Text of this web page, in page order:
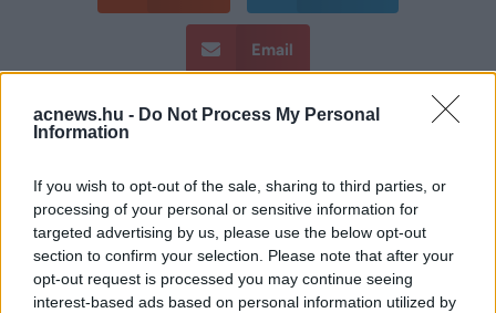
acnews.hu - Do Not Process My Personal
Information
If you wish to opt-out of the sale, sharing to third parties, or
processing of your personal or sensitive information for
targeted advertising by us, please use the below opt-out
section to confirm your selection. Please note that after your
opt-out request is processed you may continue seeing
interest-based ads based on personal information utilized by
Email